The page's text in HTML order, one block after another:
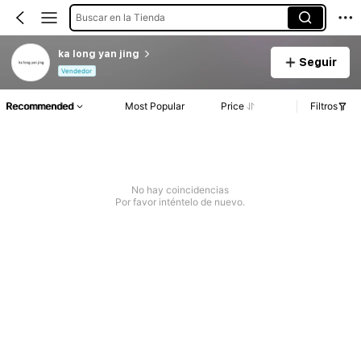
Buscar en la Tienda
ka long yan jing
Vendedor
Seguir
Recommended Most Popular Price Filtros
No hay coincidencias
Por favor inténtelo de nuevo.